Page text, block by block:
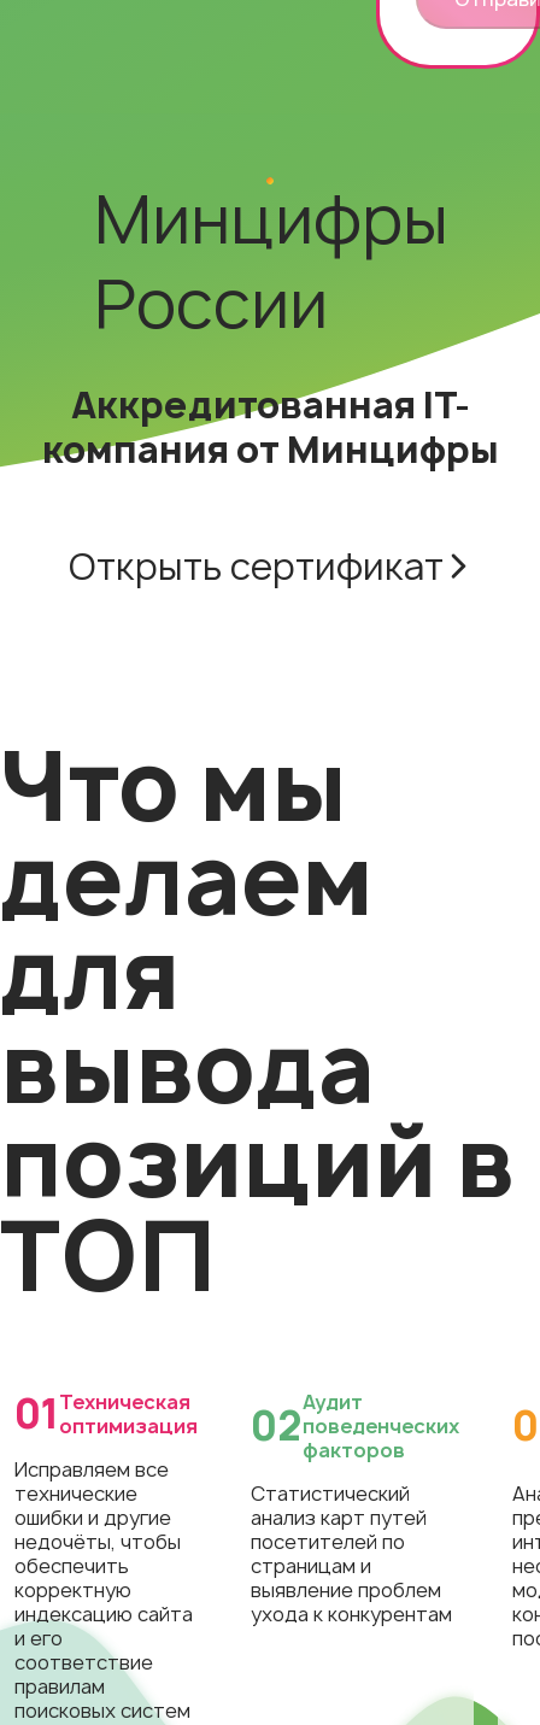
Минцифры
России
Аккредитованная IT-
компания от Минцифры
Открыть сертификат
Что мы
делаем
для
вывода
позиций в
ТОП
01 Техническая
оптимизация
Исправляем все
технические
ошибки и другие
недочёты, чтобы
обеспечить
корректную
индексацию сайта
и его
соответствие
правилам
поисковых систем
02Аудит
поведенческих
факторов
Статистический
анализ карт путей
посетителей по
страницам и
выявление проблем
ухода к конкурентам